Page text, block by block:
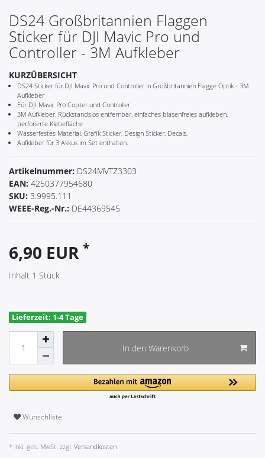
DS24 Großbritannien Flaggen
Sticker für DJI Mavic Pro und
Controller - 3M Aufkleber
KURZÜBERSICHT
DS24 Sticker für DJI Mavic Pro und Controller in Großbritannien Flagge Optik - 3M
Aufkleber
Für DJI Mavic Pro Copter und Controller
3M Aufkleber, Rückstandslos entfernbar, einfaches blasenfreies aufkleben,
perforierte Klebefläche
Wasserfestes Material, Grafik Sticker, Design Sticker, Decals,
Aufkleber für 3 Akkus im Set enthalten.
Artikelnummer: DS24MVTZ3303
EAN: 4250377954680
SKU: 3.9995.111
WEEE-Reg.-Nr.: DE44369545
6,90 EUR *
Inhalt 1 Stück
Lieferzeit: 1-4 Tage
In den Warenkorb
Wunschliste
* inkl. ges. MwSt. zzgl. Versandkosten